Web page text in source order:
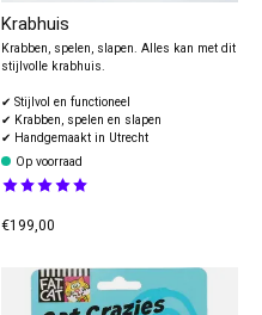
Krabhuis
Krabben, spelen, slapen. Alles kan met dit
stijlvolle krabhuis.
✔ Stijlvol en functioneel
✔ Krabben, spelen en slapen
✔ Handgemaakt in Utrecht
Op voorraad
The rating of this product is
€199,00